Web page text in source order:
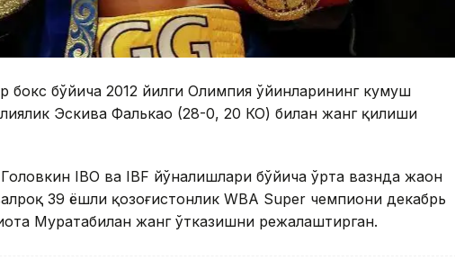
бокс бўйича 2012 йилги Олимпия ўйинларининг кумуш
Эскива Фалькао (28-0, 20 КО) билан жанг қилиши
IBO ва IBF йўналишлари бўйича ўрта вазнда жаҳон
39 ёшли қозоғистонлик WBA Super чемпиони декабрь
Муратабилан жанг ўтказишни режалаштирган.